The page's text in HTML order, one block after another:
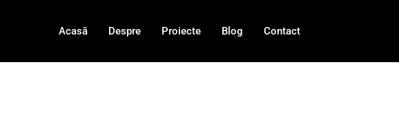
Acasă Despre Proiecte Blog Contact